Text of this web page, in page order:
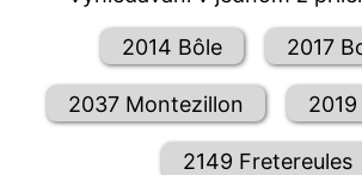
2014 Bôle 2017
2037 Montezillon
2149 Fretereules